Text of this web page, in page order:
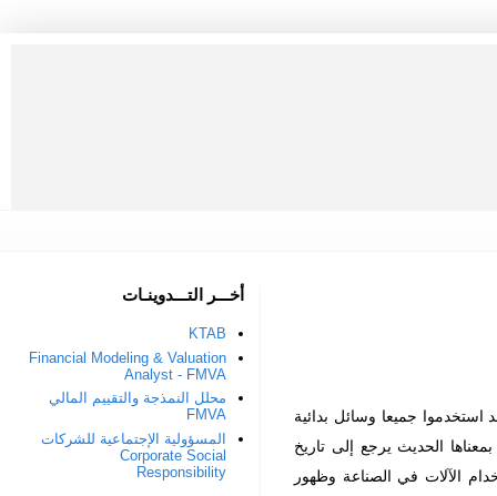
استخدموا جميعا وسائل بدائية
الحديث يرجع إلى تاريخ
الآلات في الصناعة وظهور
أخـــر التـــدوينـات
KTAB
Financial Modeling & Valuation
Analyst - FMVA
محلل النمذجة والتقييم المالي
FMVA
المسؤولية الإجتماعية للشركات
Corporate Social
Responsibility